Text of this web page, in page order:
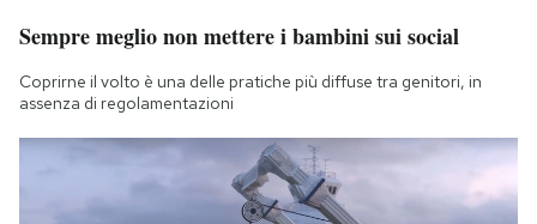
Notifiche mobile
Hai bisogno di aiuto?
Sempre meglio non mettere i bambini sui social
Coprirne il volto è una delle pratiche più diffuse tra genitori, in
assenza di regolamentazioni